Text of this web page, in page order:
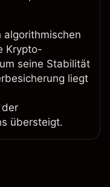
algorithmischen
Krypto-
seine Stabilität
liegt
der
übersteigt.